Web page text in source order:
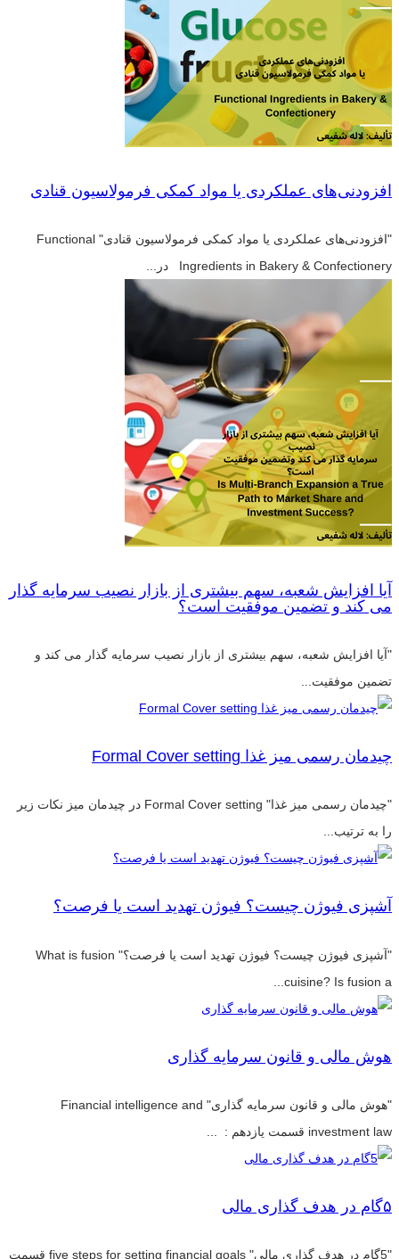
افزودنی‌های عملکردی یا مواد کمکی فرمولاسیون قنادی
"افزودنی‌های عملکردی یا مواد کمکی فرمولاسیون قنادی" Functional
Ingredients in Bakery & Confectionery در...
آیا افزایش شعبه، سهم بیشتری از بازار نصیب سرمایه گذار
می کند و تضمین موفقیت است؟
"آیا افزایش شعبه، سهم بیشتری از بازار نصیب سرمایه گذار می کند و
تضمین موفقیت...
چیدمان رسمی میز غذا Formal Cover setting
"چیدمان رسمی میز غذا" Formal Cover setting در چیدمان میز نکات زیر
را به ترتیب...
آشپزی فیوژن چیست؟ فیوژن تهدید است یا فرصت؟
"آشپزی فیوژن چیست؟ فیوژن تهدید است یا فرصت؟" What is fusion
cuisine? Is fusion a...
هوش مالی و قانون سرمایه گذاری
"هوش مالی و قانون سرمایه گذاری" Financial intelligence and
investment law قسمت یازدهم : ...
۵گام در هدف گذاری مالی
"5گام در هدف گذاری مالی" five steps for setting financial goals قسمت